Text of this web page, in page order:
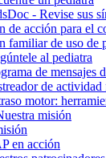
- Revise sus
de acción para el
familiar de uso de
al pediatra
de mensajes
de activida​d
motor:
misión
en acción